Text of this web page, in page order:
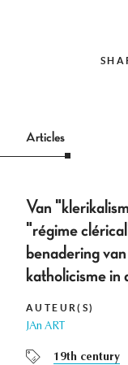
Articles
Van
"régime
benadering
katholicisme
AUTEUR(S)
JAn ART
19th century